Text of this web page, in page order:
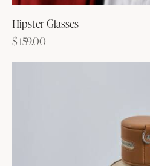
Hipster Glasses
$159.00